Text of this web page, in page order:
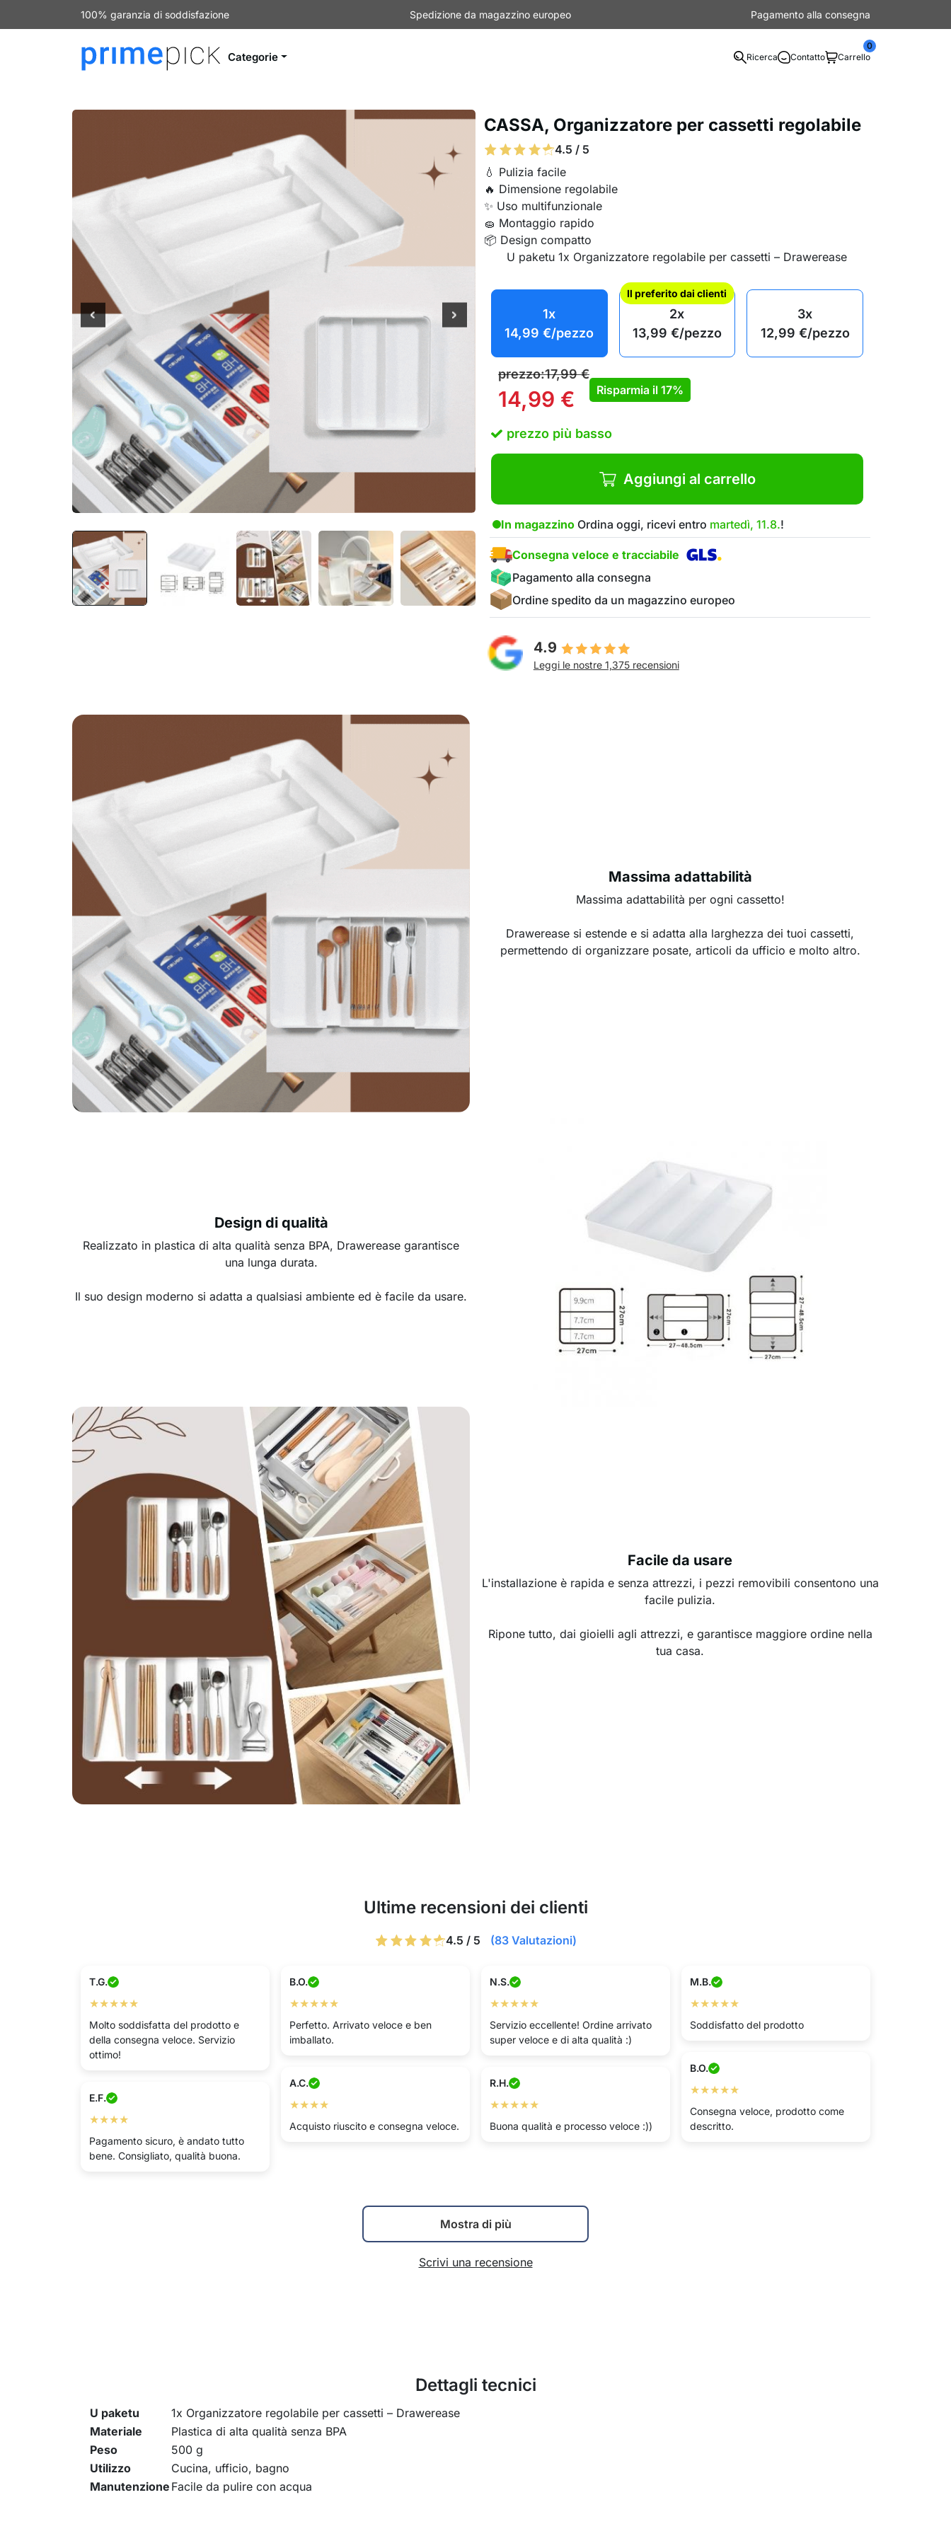
100% garanzia di soddisfazione Spedizione da magazzino europeo Pagamento alla consegna
Categorie Ricerca Contatto Carrello
0
CASSA, Organizzatore per cassetti regolabile
4.5 / 5
💧 Pulizia facile
🔥 Dimensione regolabile
✨ Uso multifunzionale
🧽 Montaggio rapido
📦 Design compatto
U paketu 1x Organizzatore regolabile per cassetti – Drawerease
1x
14,99€/pezzo
Il preferito dai clienti
2x
13,99 €/pezzo
3x
12,99 €/pezzo
prezzo:17,99€
14,99 € Risparmia il 17%
prezzo più basso
Aggiungi al carrello
In magazzino Ordina oggi, ricevi entro martedì, 11.8.!
Consegna veloce e tracciabile
Pagamento alla consegna
Ordine spedito da un magazzino europeo
4.9
Leggi le nostre 1,375 recensioni
Massima adattabilità
Massima adattabilità per ogni cassetto!
Drawerease si estende e si adatta alla larghezza dei tuoi cassetti,
permettendo di organizzare posate, articoli da ufficio e molto altro.
Design di qualità
Realizzato in plastica di alta qualità senza BPA, Drawerease garantisce
una lunga durata.
Il suo design moderno si adatta a qualsiasi ambiente ed è facile da usare.
Facile da usare
L'installazione è rapida e senza attrezzi, i pezzi removibili consentono una
facile pulizia.
Ripone tutto, dai gioielli agli attrezzi, e garantisce maggiore ordine nella
tua casa.
Ultime recensioni dei clienti
4.5 / 5 (83 Valutazioni)
T.G.
★★★★★
Molto soddisfatta del prodotto e
della consegna veloce. Servizio
ottimo!
B.O.
★★★★★
Perfetto. Arrivato veloce e ben
imballato.
N.S.
★★★★★
Servizio eccellente! Ordine arrivato
super veloce e di alta qualità :)
M.B.
★★★★★
Soddisfatto del prodotto
B.O.
★★★★★
Consegna veloce, prodotto come
descritto.
A.C.
★★★★
Acquisto riuscito e consegna veloce.
R.H.
★★★★★
Buona qualità e processo veloce :))
E.F.
★★★★
Pagamento sicuro, è andato tutto
bene. Consigliato, qualità buona.
Mostra di più
Scrivi una recensione
Dettagli tecnici
U paketu
1x Organizzatore regolabile per cassetti – Drawerease
Materiale
Plastica di alta qualità senza BPA
Peso
500 g
Utilizzo
Cucina, ufficio, bagno
Manutenzione Facile da pulire con acqua